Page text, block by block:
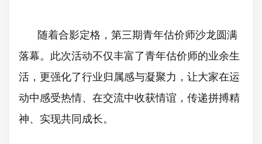
随着合影定格，第三期青年估价师沙龙圆满
落幕。此次活动不仅丰富了青年估价师的业余生
活，更强化了行业归属感与凝聚力，让大家在运
动中感受热情、在交流中收获情谊，传递拼搏精
神、实现共同成长。